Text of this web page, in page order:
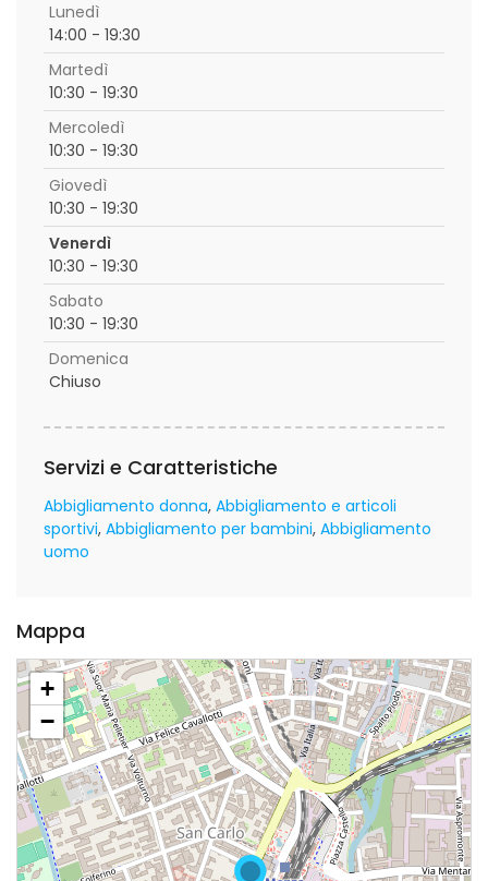
Lunedì
14:00 - 19:30
Martedì
10:30 - 19:30
Mercoledì
10:30 - 19:30
Giovedì
10:30 - 19:30
Venerdì
10:30 - 19:30
Sabato
10:30 - 19:30
Domenica
Chiuso
Servizi e Caratteristiche
Abbigliamento donna Abbigliamento e articoli
sportivi Abbigliamento per bambini Abbigliamento
uomo
Mappa
+
−